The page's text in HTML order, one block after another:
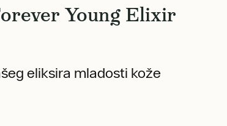
Young Elixir
eliksira mladosti kože